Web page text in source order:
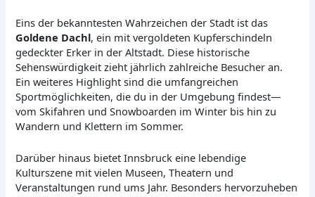
Eins der bekanntesten Wahrzeichen der Stadt ist das
Goldene Dachl, ein mit vergoldeten Kupferschindeln
gedeckter Erker in der Altstadt. Diese historische
Sehenswürdigkeit zieht jährlich zahlreiche Besucher an.
Ein weiteres Highlight sind die umfangreichen
Sportmöglichkeiten, die du in der Umgebung findest—
vom Skifahren und Snowboarden im Winter bis hin zu
Wandern und Klettern im Sommer.
Darüber hinaus bietet Innsbruck eine lebendige
Kulturszene mit vielen Museen, Theatern und
Veranstaltungen rund ums Jahr. Besonders hervorzuheben